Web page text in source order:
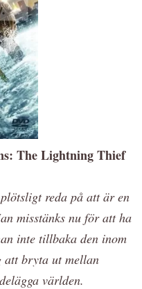
The Lightning Thief
reda på att är en
misstänks nu för att ha
inte tillbaka den inom
att bryta ut mellan
världen.